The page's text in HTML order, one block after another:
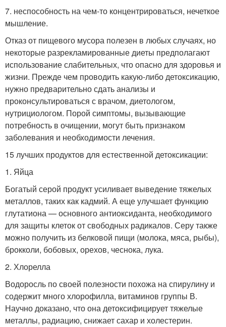
7. неспособность на чем-то концентрироваться, нечеткое
мышление.
Отказ от пищевого мусора полезен в любых случаях, но
некоторые разрекламированные диеты предполагают
использование слабительных, что опасно для здоровья и
жизни. Прежде чем проводить какую-либо детоксикацию,
нужно предварительно сдать анализы и
проконсультироваться с врачом, диетологом,
нутрициологом. Порой симптомы, вызывающие
потребность в очищении, могут быть признаком
заболевания и необходимости лечения.
15 лучших продуктов для естественной детоксикации:
1. Яйца
Богатый серой продукт усиливает выведение тяжелых
металлов, таких как кадмий. А еще улучшает функцию
глутатиона — основного антиоксиданта, необходимого
для защиты клеток от свободных радикалов. Серу также
можно получить из белковой пищи (молока, мяса, рыбы),
брокколи, бобовых, орехов, чеснока, лука.
2. Хлорелла
Водоросль по своей полезности похожа на спирулину и
содержит много хлорофилла, витаминов группы В.
Научно доказано, что она детоксифицирует тяжелые
металлы, радиацию, снижает сахар и холестерин.